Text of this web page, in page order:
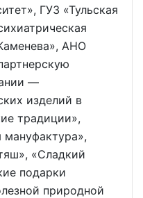
ГУЗ «Тульская
АНО
—
изделий в
традиции»,
мануфактура»,
«Сладкий
подарки
природной